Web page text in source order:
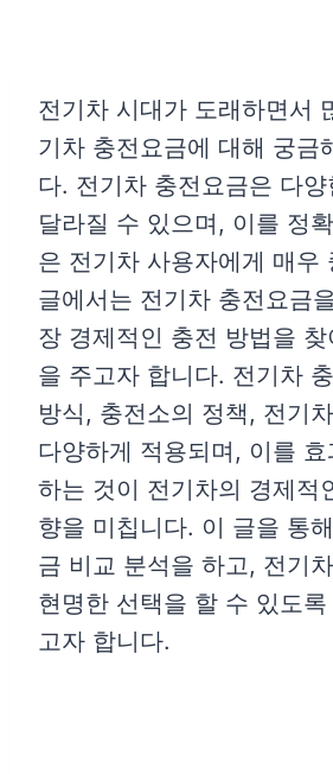
전기차 시대가 도래하면서
기차 충전요금에 대해 궁금
다. 전기차 충전요금은 다
달라질 수 있으며, 이를 정
은 전기차 사용자에게 매우
글에서는 전기차 충전요금
장 경제적인 충전 방법을
을 주고자 합니다. 전기차
방식, 충전소의 정책, 전기
다양하게 적용되며, 이를 효
하는 것이 전기차의 경제적
향을 미칩니다. 이 글을 통
금 비교 분석을 하고, 전기
현명한 선택을 할 수 있도
고자 합니다.